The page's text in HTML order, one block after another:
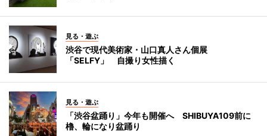
見る・遊ぶ
渋谷で現代美術家・山口真人さん個展
「SELFY」 自撮り女性描く
見る・遊ぶ
「渋谷盆踊り」今年も開催へ SHIBUYA109前に
櫓、輪になり盆踊り